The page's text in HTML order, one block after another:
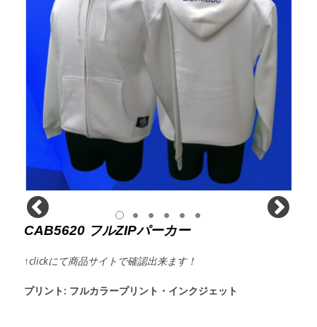
CAB5620 フルZIPパーカー
↑clickにて商品サイトで確認出来ます！
プリント: フルカラープリント・インクジェット